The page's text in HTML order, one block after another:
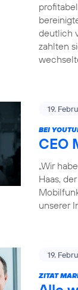
deutlich
zahlten
19.
BEI
CEO
„Wir
Haas,
unserer
19.
ZITAT